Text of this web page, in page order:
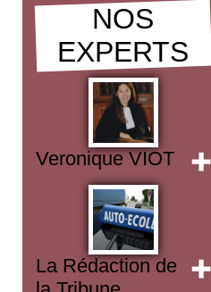
NOS
EXPERTS
Veronique VIOT
La Rédaction de